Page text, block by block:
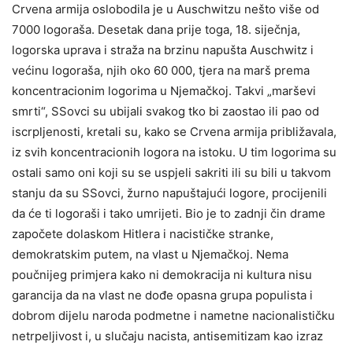
Crvena armija oslobodila je u Auschwitzu nešto više od
7000 logoraša. Desetak dana prije toga, 18. siječnja,
logorska uprava i straža na brzinu napušta Auschwitz i
većinu logoraša, njih oko 60 000, tjera na marš prema
koncentracionim logorima u Njemačkoj. Takvi „marševi
smrti“, SSovci su ubijali svakog tko bi zaostao ili pao od
iscrpljenosti, kretali su, kako se Crvena armija približavala,
iz svih koncentracionih logora na istoku. U tim logorima su
ostali samo oni koji su se uspjeli sakriti ili su bili u takvom
stanju da su SSovci, žurno napuštajući logore, procijenili
da će ti logoraši i tako umrijeti. Bio je to zadnji čin drame
započete dolaskom Hitlera i nacističke stranke,
demokratskim putem, na vlast u Njemačkoj. Nema
poučnijeg primjera kako ni demokracija ni kultura nisu
garancija da na vlast ne dođe opasna grupa populista i
dobrom dijelu naroda podmetne i nametne nacionalističku
netrpeljivost i, u slučaju nacista, antisemitizam kao izraz